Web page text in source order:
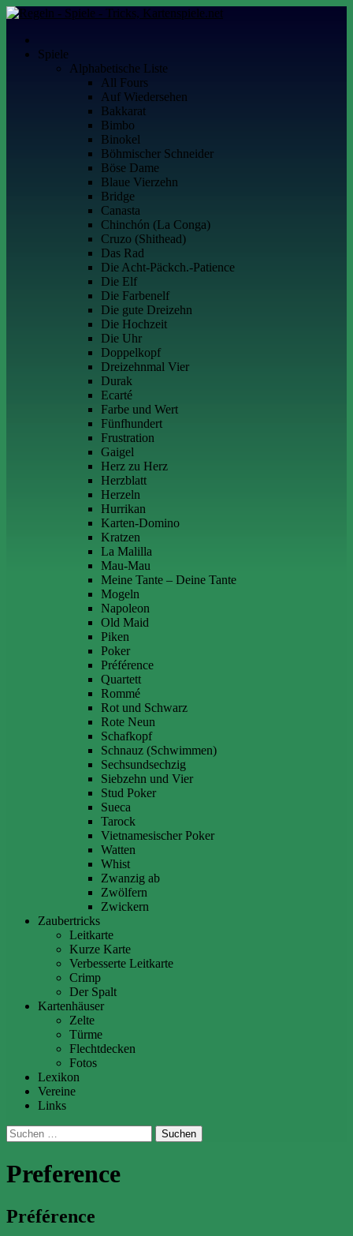
Skip
content
Kartenspiele.net
Alles über Kartenspiele
Spiele
Alphabetische Liste
All Fours
Auf Wiedersehen
Bakkarat
Bimbo
Binokel
Böhmischer Schneider
Böse Dame
Blaue Vierzehn
Bridge
Canasta
Chinchón (La Conga)
Cruzo (Shithead)
Das Rad
Die Acht-Päckch.-Patience
Die Elf
Die Farbenelf
Die gute Dreizehn
Die Hochzeit
Die Uhr
Doppelkopf
Dreizehnmal Vier
Durak
Ecarté
Farbe und Wert
Fünfhundert
Frustration
Gaigel
Herz zu Herz
Herzblatt
Herzeln
Hurrikan
Karten-Domino
Kratzen
La Malilla
Mau-Mau
Meine Tante – Deine Tante
Mogeln
Napoleon
Old Maid
Piken
Poker
Préférence
Quartett
Rommé
Rot und Schwarz
Rote Neun
Schafkopf
Schnauz (Schwimmen)
Sechsundsechzig
Siebzehn und Vier
Stud Poker
Sueca
Tarock
Vietnamesischer Poker
Watten
Whist
Zwanzig ab
Zwölfern
Zwickern
Zaubertricks
Leitkarte
Kurze Karte
Verbesserte Leitkarte
Crimp
Der Spalt
Kartenhäuser
Zelte
Türme
Flechtdecken
Fotos
Lexikon
Vereine
Links
Suchen
nach:
Preference
Préférence